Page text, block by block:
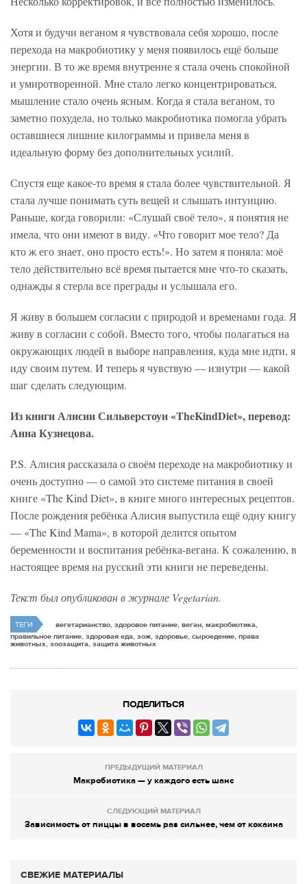
Хотя и будучи веганом я чувствовала себя хорошо, после
перехода на макробиотику у меня появилось ещё больше
энергии. В то же время внутренне я стала очень спокойной
и умиротворенной. Мне стало легко концентрироваться,
мышление стало очень ясным. Когда я стала веганом, то
заметно похудела, но только макробиотика помогла убрать
оставшиеся лишние килограммы и привела меня в
идеальную форму без дополнительных усилий.
Спустя еще какое-то время я стала более чувствительной. Я
стала лучше понимать суть вещей и слышать интуицию.
Раньше, когда говорили: «Слушай своё тело», я понятия не
имела, что они имеют в виду. «Что говорит мое тело? Да
кто ж его знает, оно просто есть!». Но затем я поняла: моё
тело действительно всё время пытается мне что-то сказать,
однажды я стерла все преграды и услышала его.
Я живу в большем согласии с природой и временами года. Я
живу в согласии с собой. Вместо того, чтобы полагаться на
окружающих людей в выборе направления, куда мне идти, я
иду своим путем. И теперь я чувствую — изнутри — какой
шаг сделать следующим.
Из книги Алисии Сильверстоун «TheKindDiet», перевод:
Анна Кузнецова.
P.S. Алисия рассказала о своём переходе на макробиотику и
очень доступно — о самой это системе питания в своей
книге «The Kind Diet», в книге много интересных рецептов.
После рождения ребёнка Алисия выпустила ещё одну книгу
— «The Kind Mama», в которой делится опытом
беременности и воспитания ребёнка-вегана. К сожалению, в
настоящее время на русский эти книги не переведены.
Текст был опубликован в журнале Vegetarian.
ТЕГИ
вегетарианство, здоровое питание, веган, макробиотика,
правильное питание, здоровая еда, зож, здоровье, сыроедение, права
животных, зоозащита, защита животных
ПОДЕЛИТЬСЯ
ПРЕДЫДУЩИЙ МАТЕРИАЛ
Макробиотика — у каждого есть шанс
СЛЕДУЮЩИЙ МАТЕРИАЛ
Зависимость от пиццы в восемь раз сильнее, чем от кокаина
СВЕЖИЕ МАТЕРИАЛЫ